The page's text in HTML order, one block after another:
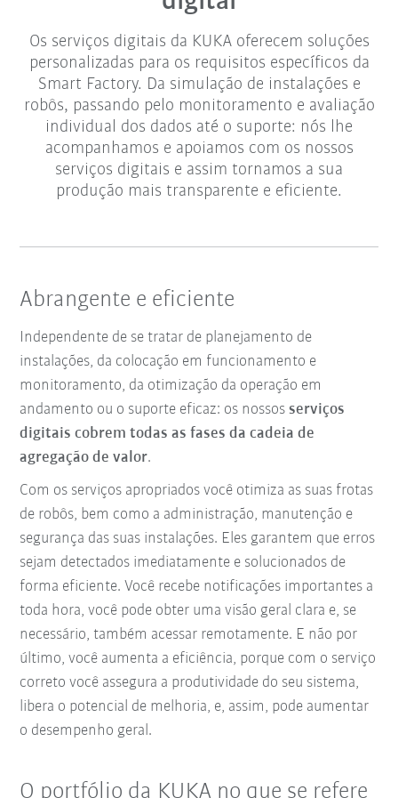
Os serviços digitais da KUKA oferecem soluções
personalizadas para os requisitos específicos da
Smart Factory. Da simulação de instalações e
robôs, passando pelo monitoramento e avaliação
individual dos dados até o suporte: nós lhe
acompanhamos e apoiamos com os nossos
serviços digitais e assim tornamos a sua
produção mais transparente e eficiente.
Abrangente e eficiente
Independente de se tratar de planejamento de
instalações, da colocação em funcionamento e
monitoramento, da otimização da operação em
andamento ou o suporte eficaz: os nossosserviços
digitais cobrem todas as fases da cadeia de
agregação de valor.
Com os serviços apropriados você otimiza as suas frotas
de robôs, bem como a administração, manutenção e
segurança das suas instalações. Eles garantem que erros
sejam detectados imediatamente e solucionados de
forma eficiente. Você recebe notificações importantes a
toda hora, você pode obter uma visão geral clara e, se
necessário, também acessar remotamente. E não por
último, você aumenta a eficiência, porque com o serviço
correto você assegura a produtividade do seu sistema,
libera o potencial de melhoria, e, assim, pode aumentar
o desempenho geral.
O portfólio da KUKA no que se refere